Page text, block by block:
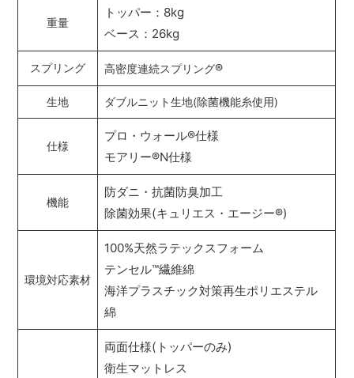
重量
トッパー：8kg
ベース：26kg
スプリング 高密度連続スプリング®
生地 ダブルニット生地(除菌機能糸使用)
仕様
プロ・ウォール®仕様
モアリー®N仕様
機能
防ダニ・抗菌防臭加工
除菌効果(キュリエス・エージー®)
環境対応素材
100%天然ラテックスフォーム
テンセル™繊維綿
海洋プラスチック対策再生ポリエステル
綿
両面仕様(トッパーのみ)
衛生マットレス